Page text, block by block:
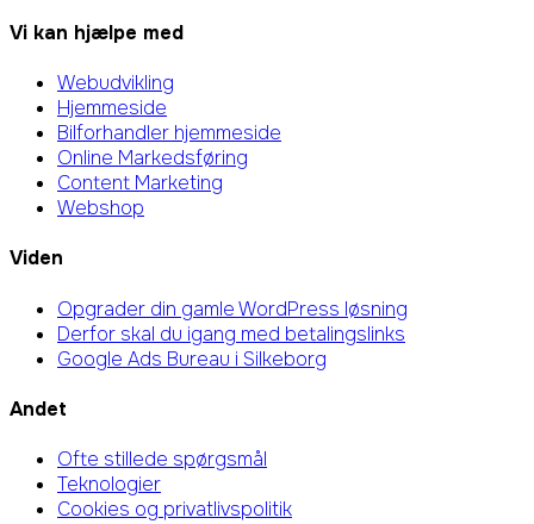
Vi kan hjælpe med
Webudvikling
Hjemmeside
Bilforhandler hjemmeside
Online Markedsføring
Content Marketing
Webshop
Viden
Opgrader din gamle WordPress løsning
Derfor skal du igang med betalingslinks
Google Ads Bureau i Silkeborg
Andet
Ofte stillede spørgsmål
Teknologier
Cookies og privatlivspolitik